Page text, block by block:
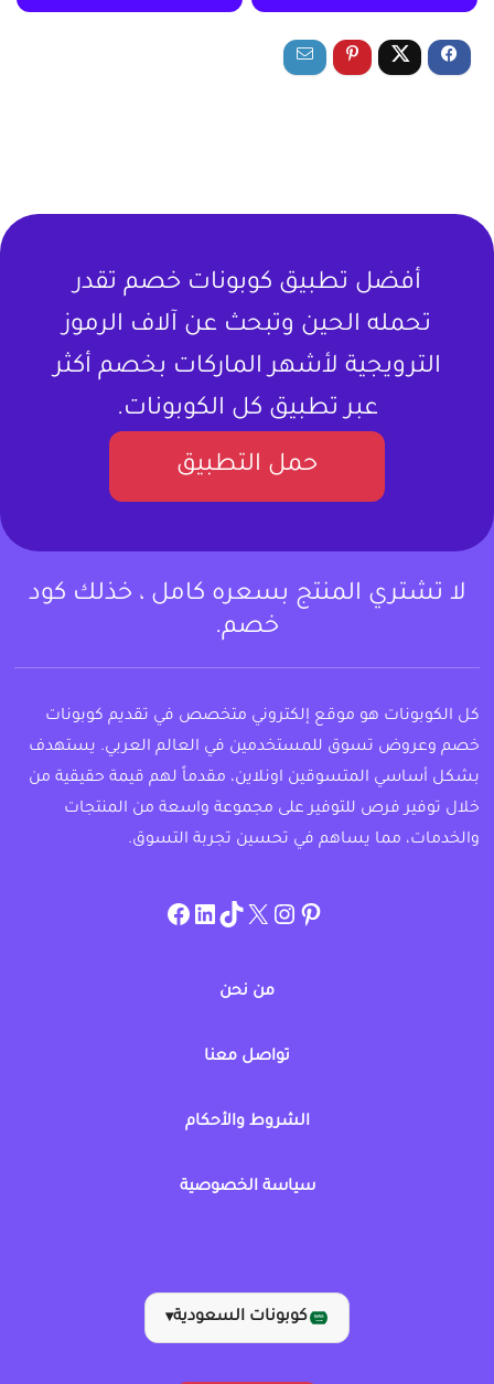
أفضل تطبيق كوبونات خصم تقدر
تحمله الحين وتبحث عن آلاف الرموز
الترويجية لأشهر الماركات بخصم أكثر
عبر تطبيق كل الكوبونات.
حمل التطبيق
لا تشتري المنتج بسعره كامل ، خذلك كود
خصم.
كل الكوبونات هو موقع إلكتروني متخصص في تقديم كوبونات
خصم وعروض تسوق للمستخدمين في العالم العربي. يستهدف
بشكل أساسي المتسوقين اونلاين، مقدماً لهم قيمة حقيقية من
خلال توفير فرص للتوفير على مجموعة واسعة من المنتجات
والخدمات، مما يساهم في تحسين تجربة التسوق.
pinterest
allcouponat
twitter
TikTok
linkedin
facebook
من نحن
تواصل معنا
الشروط والأحكام
سياسة الخصوصية
كوبونات السعودية▾